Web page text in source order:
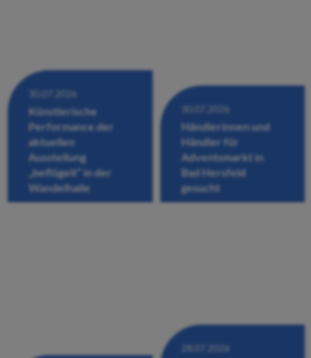
30.07.2026
Künstlerische
Performance der
aktuellen
Ausstellung
„beflügelt“ in der
Wandelhalle
30.07.2026
Händlerinnen und
Händler für
Adventsmarkt in
Bad Hersfeld
gesucht
28.07.2026